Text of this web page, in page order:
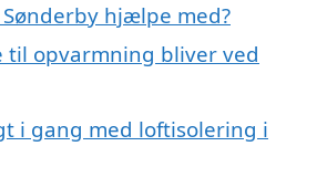
hjælpe med?
til opvarmning bliver ved
i gang med loftisolering i